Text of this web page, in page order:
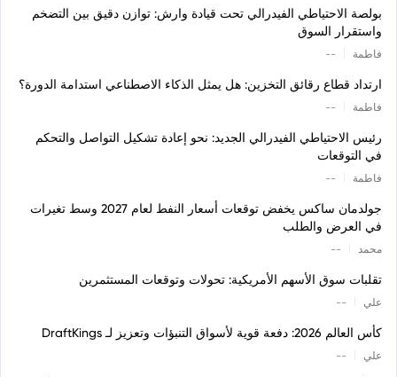
بولصة الاحتياطي الفيدرالي تحت قيادة وارش: توازن دقيق بين التضخم
واستقرار السوق
فاطمة --
ارتداد قطاع رقائق التخزين: هل يمثل الذكاء الاصطناعي استدامة الدورة؟
فاطمة --
رئيس الاحتياطي الفيدرالي الجديد: نحو إعادة تشكيل التواصل والتحكم
في التوقعات
فاطمة --
جولدمان ساكس يخفض توقعات أسعار النفط لعام 2027 وسط تغيرات
في العرض والطلب
محمد --
تقلبات سوق الأسهم الأمريكية: تحولات وتوقعات المستثمرين
علي --
كأس العالم 2026: دفعة قوية لأسواق التنبؤات وتعزيز لـ DraftKings
علي --